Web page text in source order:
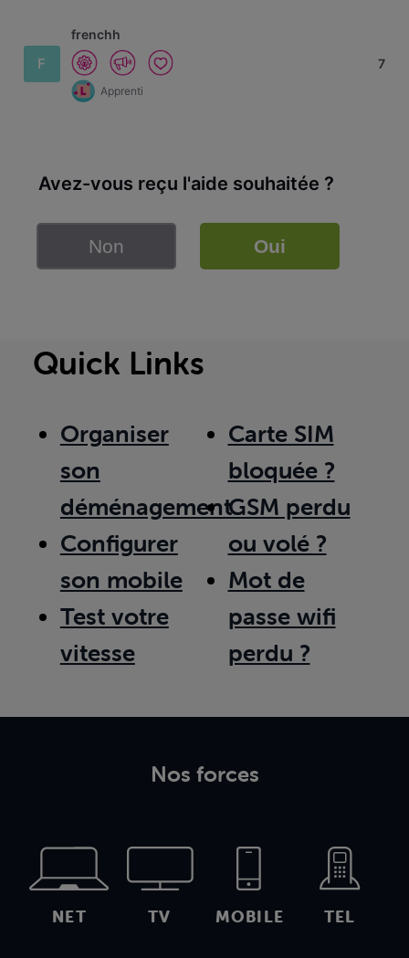
F
frenchh
Apprenti
7
Avez-vous reçu l'aide souhaitée ?
Non Oui
Quick Links
Organiser
son
déménagement
Configurer
son mobile
Test votre
vitesse
Carte SIM
bloquée ?
GSM perdu
ou volé ?
Mot de
passe wifi
perdu ?
Nos forces
NET TV MOBILE TEL